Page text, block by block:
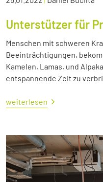
Unterstützer für
Menschen mit schweren
Beeinträchtigungen,
Kamelen, Lamas, und
entspannende Zeit zu
weiterlesen